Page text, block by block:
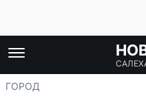
ГОРОД